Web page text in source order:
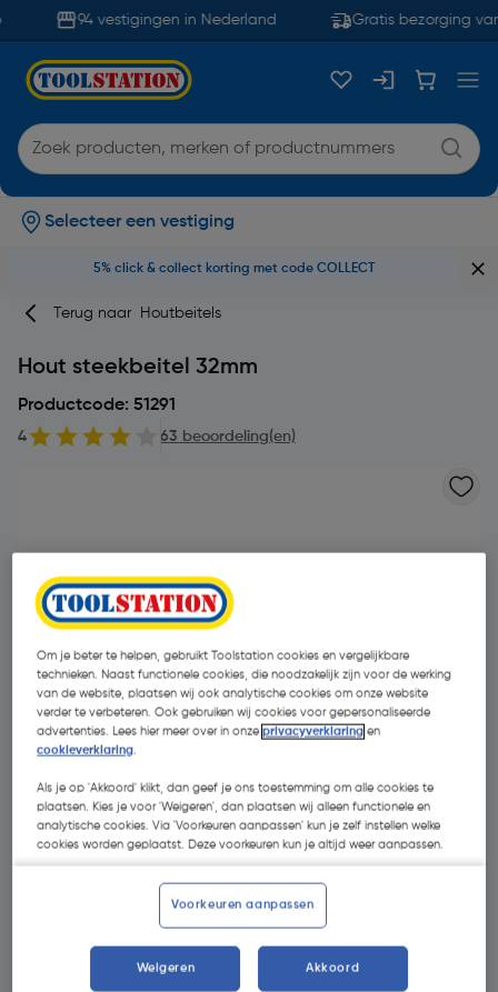
94 vestigingen in Nederland Gratis bezorging
Selecteer een vestiging
5% click & collect korting met code COLLECT
Terug naar Houtbeitels
Hout steekbeitel 32mm
Productcode: 51291
4 63 beoordeling(en)
€ 2,97 | Excl. btw € 2,45
Kies productvariant(5)
Om je beter te helpen, gebruikt Toolstation cookies en vergelijkbare
technieken. Naast functionele cookies, die noodzakelijk zijn voor de werking
van de website, plaatsen wij ook analytische cookies om onze website
verder te verbeteren. Ook gebruiken wij cookies voor gepersonaliseerde
advertenties. Lees hier meer over in onzeprivacyverklaring en
cookieverklaring.
Als je op 'Akkoord' klikt, dan geef je ons toestemming om alle cookies te
plaatsen. Kies je voor 'Weigeren', dan plaatsen wij alleen functionele en
analytische cookies. Via 'Voorkeuren aanpassen' kun je zelf instellen welke
cookies worden geplaatst. Deze voorkeuren kun je altijd weer aanpassen.
Voorkeuren aanpassen
Weigeren Akkoord